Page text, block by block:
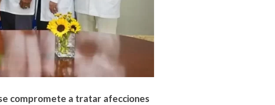
compromete a tratar afecciones